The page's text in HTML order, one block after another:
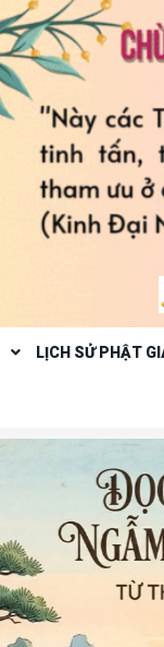
LỊCH SỬ PHẬT